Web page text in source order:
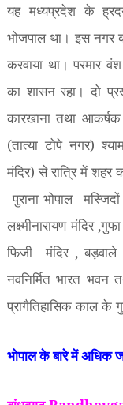
यह मध्यप्रदेश के
भोजपाल था। इस नगर
करवाया था। परमार
का शासन रहा। दो
कारखाना तथा
(तात्या टोपे नगर)
मंदिर) से रात्रि में शहर
पुराना भोपाल
लक्ष्मीनारायण मंदिर ,
फिजी
मंदिर ,
नवनिर्मित भारत भवन
प्रागैतिहासिक काल के
भोपाल के बारे में अधिक